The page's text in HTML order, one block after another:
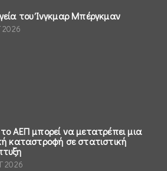
του Ίνγκμαρ Μπέργκμαν
2026
ΑΕΠ μπορεί να μετατρέπει μια
καταστροφή σε στατιστική
2026